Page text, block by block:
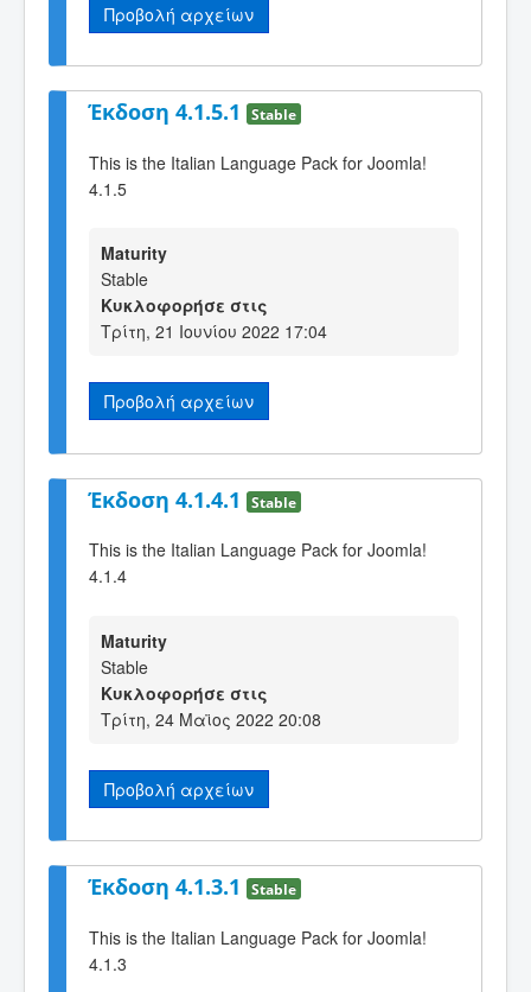
Προβολή αρχείων
Έκδοση 4.1.5.1 Stable
This is the Italian Language Pack for Joomla!
4.1.5
Maturity
Stable
Κυκλοφορήσε στις
Τρίτη, 21 Ιουνίου 2022 17:04
Προβολή αρχείων
Έκδοση 4.1.4.1 Stable
This is the Italian Language Pack for Joomla!
4.1.4
Maturity
Stable
Κυκλοφορήσε στις
Τρίτη, 24 Μαϊος 2022 20:08
Προβολή αρχείων
Έκδοση 4.1.3.1 Stable
This is the Italian Language Pack for Joomla!
4.1.3